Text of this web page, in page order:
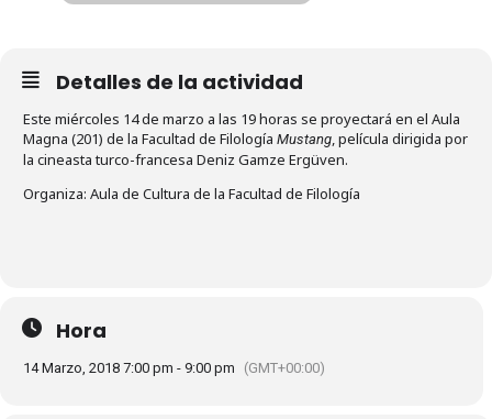
Detalles de la actividad
Este miércoles 14 de marzo a las 19 horas se proyectará en el Aula
Magna (201) de la Facultad de Filología Mustang, película dirigida por
la cineasta turco-francesa Deniz Gamze Ergüven.
Organiza: Aula de Cultura de la Facultad de Filología
Hora
14 Marzo, 2018 7:00 pm - 9:00 pm (GMT+00:00)